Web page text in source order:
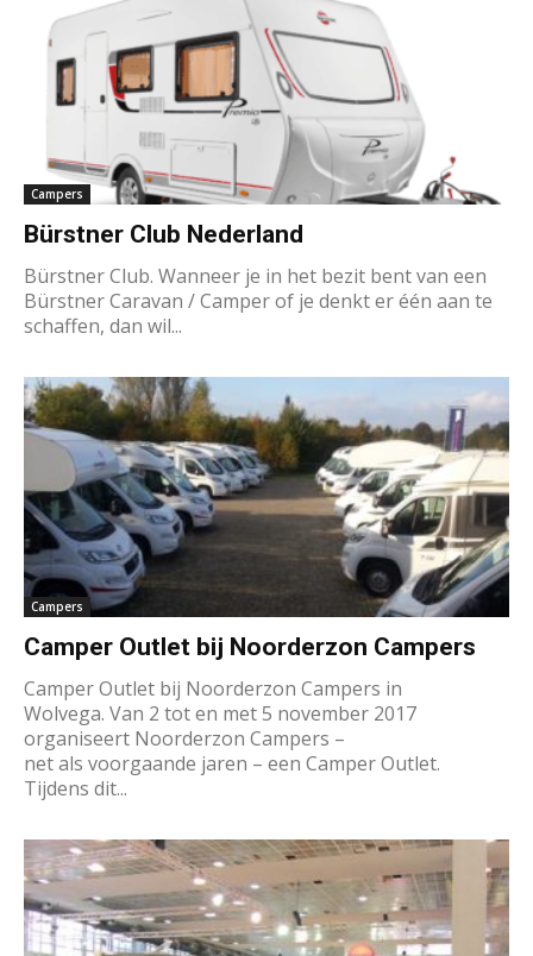
Campers
Bürstner Club Nederland
Bürstner Club. Wanneer je in het bezit bent van een
Bürstner Caravan / Camper of je denkt er één aan te
schaffen, dan wil...
Campers
Camper Outlet bij Noorderzon Campers
Camper Outlet bij Noorderzon Campers in
Wolvega. Van 2 tot en met 5 november 2017
organiseert Noorderzon Campers –
net als voorgaande jaren – een Camper Outlet.
Tijdens dit...